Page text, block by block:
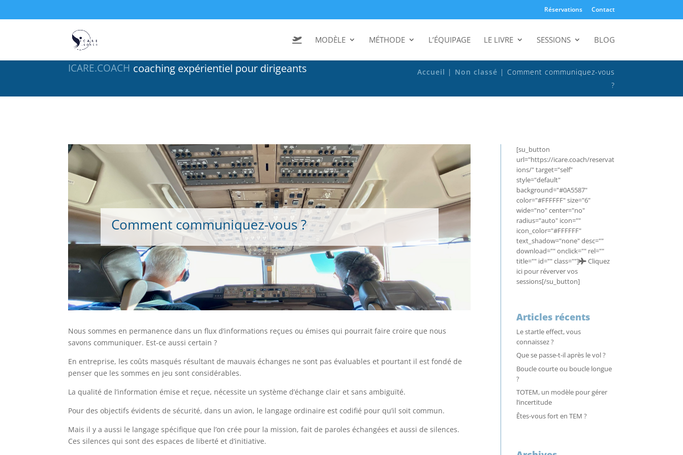
Réservations Contact
MODÈLE MÉTHODE L’ÉQUIPAGE LE LIVRE SESSIONS BLOG
ICARE.COACH coaching expérientiel pour dirigeants Accueil | Non classé | Comment communiquez-vous
?
Comment communiquez-vous ?
Nous sommes en permanence dans un flux d’informations reçues ou émises qui pourrait faire croire que nous
savons communiquer. Est-ce aussi certain ?
En entreprise, les coûts masqués résultant de mauvais échanges ne sont pas évaluables et pourtant il est fondé de
penser que les sommes en jeu sont considérables.
La qualité de l’information émise et reçue, nécessite un système d’échange clair et sans ambiguïté.
Pour des objectifs évidents de sécurité, dans un avion, le langage ordinaire est codifié pour qu’il soit commun.
Mais il y a aussi le langage spécifique que l’on crée pour la mission, fait de paroles échangées et aussi de silences.
Ces silences qui sont des espaces de liberté et d’initiative.
[su_button
url="https://icare.coach/reservat
ions/" target="self"
style="default"
background="#0A5587"
color="#FFFFFF" size="6"
wide="no" center="no"
radius="auto" icon=""
icon_color="#FFFFFF"
text_shadow="none" desc=""
download="" onclick="" rel=""
title="" id="" class=""]
Cliquez
ici pour réverver vos
sessions[/su_button]
Articles récents
Le startle effect, vous
connaissez ?
Que se passe-t-il après le vol ?
Boucle courte ou boucle longue
?
TOTEM, un modèle pour gérer
l’incertitude
Êtes-vous fort en TEM ?